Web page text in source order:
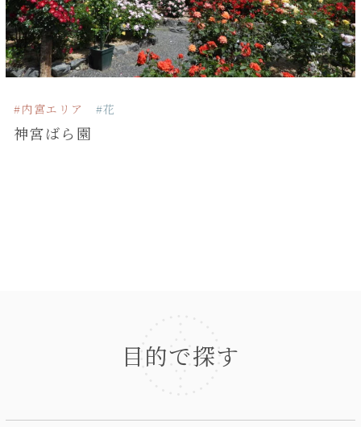
#内宮エリア #花
神宮ばら園
目的で探す